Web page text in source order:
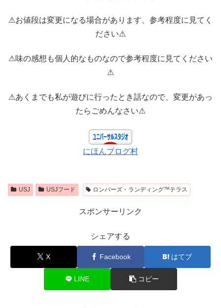
⚠お値段は変更になる場合があります、参考程度に見てく
ださい⚠
⚠味の感想も個人的なものなので参考程度に見てください
⚠
⚠あくまでも私が遊びに行ったとき話なので、変更があっ
たらごめんなさい⚠
にほんブログ村
USJ USJフード ロンバーズ・ランディング™テラス
スポンサーリンク
シェアする
X Facebook はてブ
LINE コピー